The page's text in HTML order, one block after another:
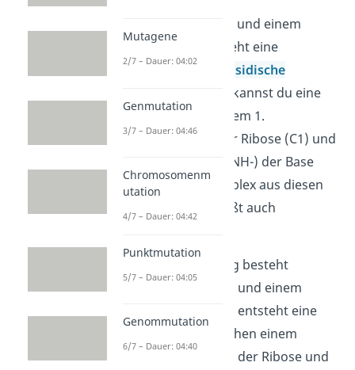
Zwischen einer Base und einem
Ribosemolekül besteht eine
sogenannteN-glykosidische
. Darunter kannst du eine
Bindung zwischen dem 1.
Kohlenstoffatom der Ribose (C1) und
der Aminogruppe (-NH-) der Base
verstehen. Der Komplex aus diesen
zwei Bausteinen heißt auch
Eine weitere Bindung besteht
zwischen der Ribose und einem
Phosphatrest. Dabei entsteht eine
zwischen einem
Kohlenstoffatom (C) der Ribose und
Mutagene
2/7 – Dauer: 04:02
Genmutation
3/7 – Dauer: 04:46
Chromosomenm
utation
4/7 – Dauer: 04:42
Punktmutation
5/7 – Dauer: 04:05
Genommutation
6/7 – Dauer: 04:40